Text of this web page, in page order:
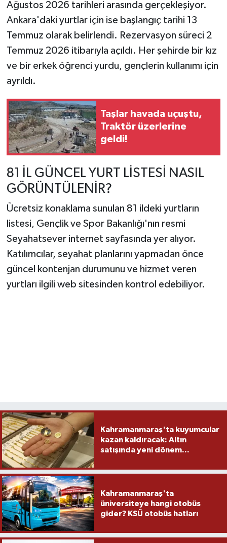
Ağustos 2026 tarihleri arasında gerçekleşiyor.
Ankara'daki yurtlar için ise başlangıç tarihi 13
Temmuz olarak belirlendi. Rezervasyon süreci 2
Temmuz 2026 itibarıyla açıldı. Her şehirde bir kız
ve bir erkek öğrenci yurdu, gençlerin kullanımı için
ayrıldı.
Taşlar havada uçuştu,
Traktör üzerlerine
geldi!
81 İL GÜNCEL YURT LİSTESİ NASIL
GÖRÜNTÜLENİR?
Ücretsiz konaklama sunulan 81 ildeki yurtların
listesi, Gençlik ve Spor Bakanlığı'nın resmi
Seyahatsever internet sayfasında yer alıyor.
Katılımcılar, seyahat planlarını yapmadan önce
güncel kontenjan durumunu ve hizmet veren
yurtları ilgili web sitesinden kontrol edebiliyor.
Kahramanmaraş'ta kuyumcular
kazan kaldıracak: Altın
satışında yeni dönem...
Kahramanmaraş'ta
üniversiteye hangi otobüs
gider? KSÜ otobüs hatları